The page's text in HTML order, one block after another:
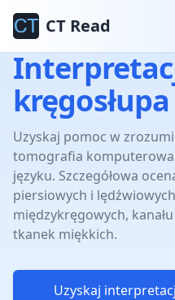
CT Read
Uzyskaj pomoc w
tomografia
języku. Szczegółowa
piersiowych i
międzykręgowych,
tkanek miękkich.
Uzyskaj